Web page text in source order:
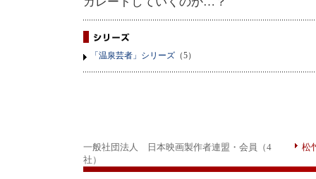
「温泉芸者」シリーズ（5）
一般社団法人 日本映画製作者連盟・会員（4
社）
松